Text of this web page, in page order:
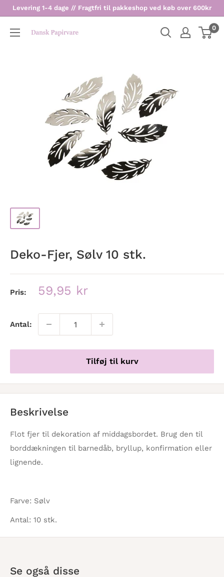
Levering 1-4 dage // Fragtfri til pakkeshop ved køb over 600kr
Dansk
0
Deko-Fjer, Sølv 10 stk.
Pris: Udsalgspris
59,95 kr
Antal:
Tilføj til kurv
Beskrivelse
Flot fjer til dekoration af middagsbordet. Brug den til
borddækningen til barnedåb, bryllup, konfirmation eller
lignende.
Farve: Sølv
Antal: 10 stk.
Se også disse